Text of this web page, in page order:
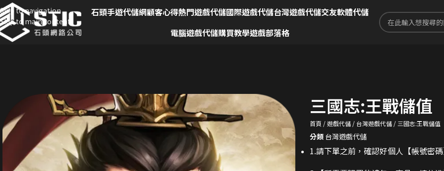
Skip to navigation
Skip to main content
石頭手遊代儲網顧客心得熱門遊戲代儲國際遊戲代儲台灣遊戲代儲交友軟體代儲
電腦遊戲代儲購買教學遊戲部落格
三國志:王戰儲值
首頁 遊戲代儲 台灣遊戲代儲 三國志:王戰儲值
分類 台灣遊戲代儲
1.請下單之前，確認好個人【帳號密